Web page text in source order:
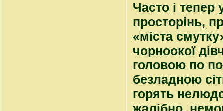
Часто і тепер
просторінь,
«міста
чорноокої
головою по
безладною
горять
жалібно,